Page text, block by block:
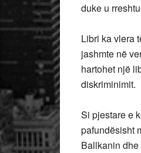
duke u
Libri ka vlera
jashmte në
hartohet një
diskriminimit.
Si pjestare e
pafundësisht
Ballkanin